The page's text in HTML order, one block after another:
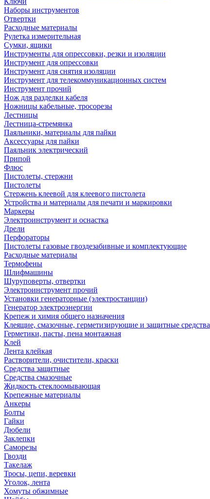
Наборы инструментов
Отвертки
Расходные материалы
Рулетка измерительная
Сумки, ящики
Инструменты для опрессовки, резки и изоляции
Инструмент для опрессовки
Инструмент для снятия изоляции
Инструмент для телекоммуникационных систем
Инструмент прочий
Нож для разделки кабеля
Ножницы кабельные, тросорезы
Лестницы
Лестница-стремянка
Паяльники, материалы для пайки
Аксессуары для пайки
Паяльник электрический
Припой
Флюс
Пистолеты, стержни
Пистолеты
Стержень клеевой для клеевого пистолета
Устройства и материалы для печати и маркировки
Маркеры
Электроинструмент и оснастка
Дрели
Перфораторы
Пистолеты газовые гвоздезабивные и комплектующие
Расходные материалы
Термофены
Шлифмашины
Шуруповерты, отвертки
Электроинструмент прочий
Установки генераторные (электростанции)
Генератор электроэнергии
Крепеж и химия общего назначения
Клеящие, смазочные, герметизирующие и защитные средства
Герметики, пасты, пена монтажная
Клей
Лента клейкая
Растворители, очистители, краски
Средства защитные
Средства смазочные
Жидкость стеклоомывающая
Крепежные материалы
Анкеры
Болты
Гайки
Дюбели
Заклепки
Саморезы
Гвозди
Такелаж
Тросы, цепи, веревки
Уголок, лента
Хомуты обжимные